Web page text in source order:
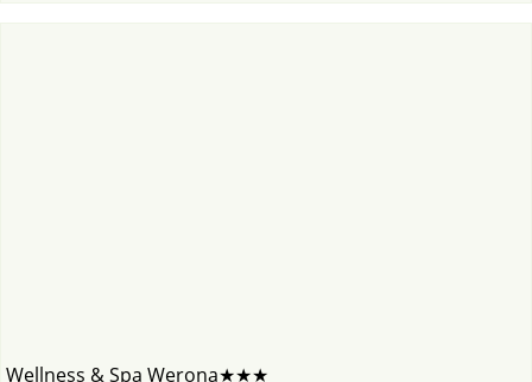
Wellness & Spa Werona★★★